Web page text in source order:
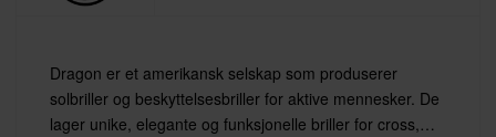
Dragon er et amerikansk selskap som produserer
solbriller og beskyttelsesbriller for aktive mennesker. De
lager unike, elegante og funksjonelle briller for cross,